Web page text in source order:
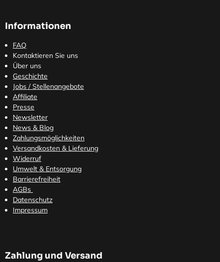
Informationen
FAQ
Kontaktieren Sie uns
Über uns
Geschichte
Jobs / Stellenangebote
Affiliate
Presse
Newsletter
News & Blog
Zahlungsmöglichkeiten
Versandkosten & Lieferung
Widerruf
Umwelt & Entsorgung
Barrierefreiheit
AGBs
Datenschutz
Impressum
Zahlung und Versand